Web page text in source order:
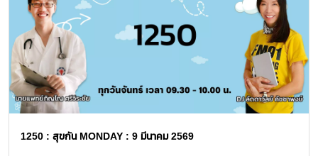
1250 : สุขกัน MONDAY : 9 มีนาคม 2569